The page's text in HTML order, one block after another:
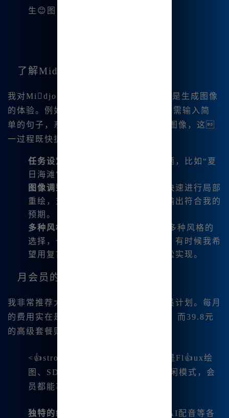
生😊图，让我的创作更为灵活。
了解Midjourney的创作过程
我对Midjourney的流程非常着迷，特别是生成图像
的体验。例如，使用文生图功能时，我只需输入简
单的句子，系统通常会迅速给出4张相关图像，这
一过程既快捷又高效。
任务设定
：我常常会定下明确的主题，比如“夏
日海滩”，然后直接下达绘图命令。
图像调整
：生成的图片也让我可以快速进行局部
重绘，对细节进行调整，确保最终输出符合我的
预期。
多种风格的选择
：Midjourney支持多种风格的
选择，也让我有了更多创作的自由。有时候我希
望用复古风格表现，那我也可以轻松实现。
月会员的订阅福利
我非常推荐大家考虑Midjourney的月会员计划。每月
的费用实在是物超所值，最低只需9.9元！而39.8元
的高级套餐则可以享受更多功能。
<👍strong>无限的创作使用：无论是Fl👍ux绘
图、SDXL绘图还是M.idjourney休闲模式，会
员都能享受到无限的.创作机会。
独特的绘图工具
：包括了AI抠图、AI配音等各